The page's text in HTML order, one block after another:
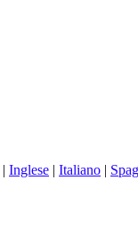
| Inglese | Italiano |